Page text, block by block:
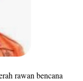
rawan bencana